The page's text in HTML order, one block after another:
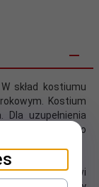
skład kostiumu
Kostium
uzupełnienia
rozmiary do
krojowi